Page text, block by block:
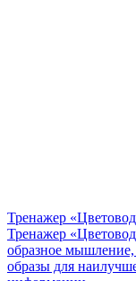
Тренажер
Тренажер
образное мышление,
образы для